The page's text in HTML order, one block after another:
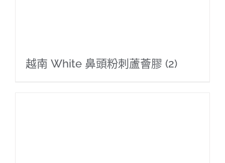
越南 White 鼻頭粉刺蘆薈膠 (2)